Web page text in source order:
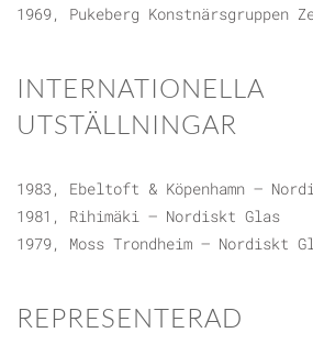
1969, Pukeberg Konstnärsgruppen
INTERNATIONELLA
UTSTÄLLNINGAR
1983, Ebeltoft & Köpenhamn –
1981, Rihimäki – Nordiskt Glas
1979, Moss Trondheim – Nordiskt
REPRESENTERAD